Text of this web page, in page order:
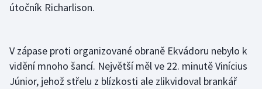
Lyže a snowboard
Motorsport
útočník Richarlison.
V zápase proti organizované obraně Ekvádoru nebylo k
vidění mnoho šancí. Největší měl ve 22. minutě Vinícius
Júnior, jehož střelu z blízkosti ale zlikvidoval brankář